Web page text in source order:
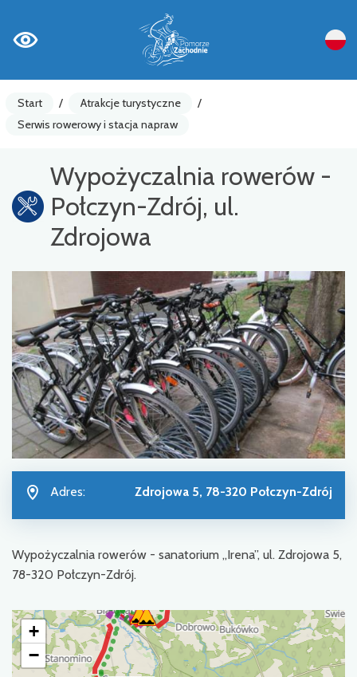
Start / Atrakcje turystyczne
/
Serwis rowerowy i stacja napraw
Wypożyczalnia rowerów -
Połczyn-Zdrój, ul.
Zdrojowa
Adres: Zdrojowa 5, 78-320 Połczyn-Zdrój
Wypożyczalnia rowerów - sanatorium „Irena”, ul. Zdrojowa 5,
78-320 Połczyn-Zdrój.
+
−